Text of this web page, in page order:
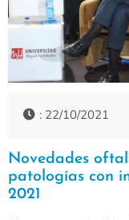
: 22/10/2021
Novedades
patologías con
2021